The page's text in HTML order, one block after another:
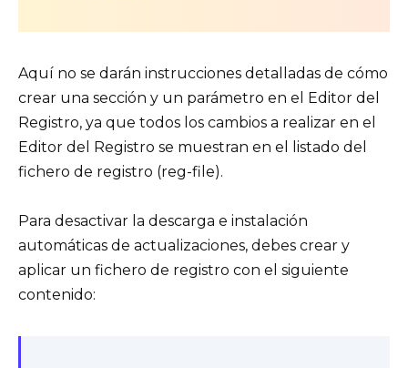
Aquí no se darán instrucciones detalladas de cómo
crear una sección y un parámetro en el Editor del
Registro, ya que todos los cambios a realizar en el
Editor del Registro se muestran en el listado del
fichero de registro (reg-file).
Para desactivar la descarga e instalación
automáticas de actualizaciones, debes crear y
aplicar un fichero de registro con el siguiente
contenido: